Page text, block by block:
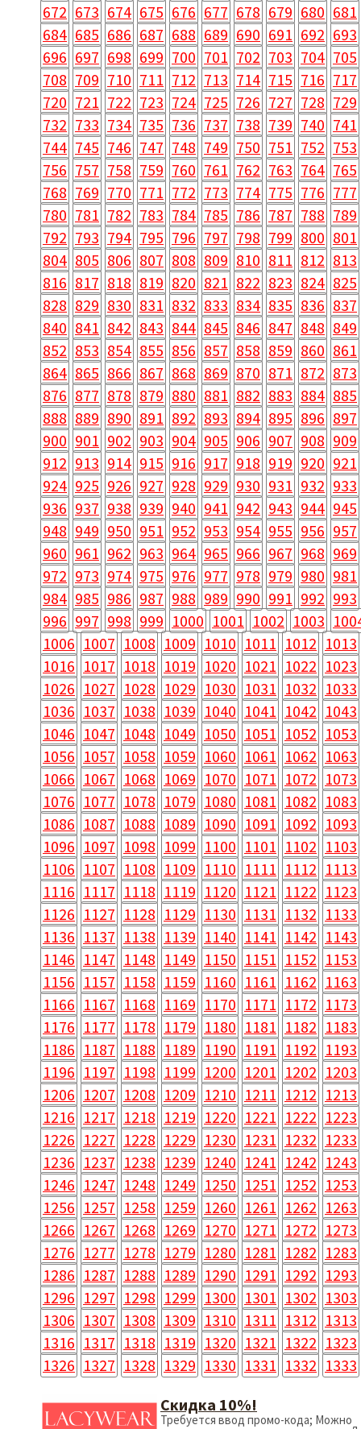
672 673 674 675 676 677 678 679 680 681
684 685 686 687 688 689 690 691 692 693
696 697 698 699 700 701 702 703 704 705
708 709 710 711 712 713 714 715 716 717
720 721 722 723 724 725 726 727 728 729
732 733 734 735 736 737 738 739 740 741
744 745 746 747 748 749 750 751 752 753
756 757 758 759 760 761 762 763 764 765
768 769 770 771 772 773 774 775 776 777
780 781 782 783 784 785 786 787 788 789
792 793 794 795 796 797 798 799 800 801
804 805 806 807 808 809 810 811 812 813
816 817 818 819 820 821 822 823 824 825
828 829 830 831 832 833 834 835 836 837
840 841 842 843 844 845 846 847 848 849
852 853 854 855 856 857 858 859 860 861
864 865 866 867 868 869 870 871 872 873
876 877 878 879 880 881 882 883 884 885
888 889 890 891 892 893 894 895 896 897
900 901 902 903 904 905 906 907 908 909
912 913 914 915 916 917 918 919 920 921
924 925 926 927 928 929 930 931 932 933
936 937 938 939 940 941 942 943 944 945
948 949 950 951 952 953 954 955 956 957
960 961 962 963 964 965 966 967 968 969
972 973 974 975 976 977 978 979 980 981
984 985 986 987 988 989 990 991 992 993
996 997 998 999 1000 1001 1002 1003
1006 1007 1008 1009 1010 1011 1012 1013
1016 1017 1018 1019 1020 1021 1022 1023
1026 1027 1028 1029 1030 1031 1032 1033
1036 1037 1038 1039 1040 1041 1042 1043
1046 1047 1048 1049 1050 1051 1052 1053
1056 1057 1058 1059 1060 1061 1062 1063
1066 1067 1068 1069 1070 1071 1072 1073
1076 1077 1078 1079 1080 1081 1082 1083
1086 1087 1088 1089 1090 1091 1092 1093
1096 1097 1098 1099 1100 1101 1102 1103
1106 1107 1108 1109 1110 1111 1112 1113
1116 1117 1118 1119 1120 1121 1122 1123
1126 1127 1128 1129 1130 1131 1132 1133
1136 1137 1138 1139 1140 1141 1142 1143
1146 1147 1148 1149 1150 1151 1152 1153
1156 1157 1158 1159 1160 1161 1162 1163
1166 1167 1168 1169 1170 1171 1172 1173
1176 1177 1178 1179 1180 1181 1182 1183
1186 1187 1188 1189 1190 1191 1192 1193
1196 1197 1198 1199 1200 1201 1202 1203
1206 1207 1208 1209 1210 1211 1212 1213
1216 1217 1218 1219 1220 1221 1222 1223
1226 1227 1228 1229 1230 1231 1232 1233
1236 1237 1238 1239 1240 1241 1242 1243
1246 1247 1248 1249 1250 1251 1252 1253
1256 1257 1258 1259 1260 1261 1262 1263
1266 1267 1268 1269 1270 1271 1272 1273
1276 1277 1278 1279 1280 1281 1282 1283
1286 1287 1288 1289 1290 1291 1292 1293
1296 1297 1298 1299 1300 1301 1302 1303
1306 1307 1308 1309 1310 1311 1312 1313
1316 1317 1318 1319 1320 1321 1322 1323
1326 1327 1328 1329 1330 1331 1332 1333
Скидка 10%!
Требуется ввод промо-кода; Можно